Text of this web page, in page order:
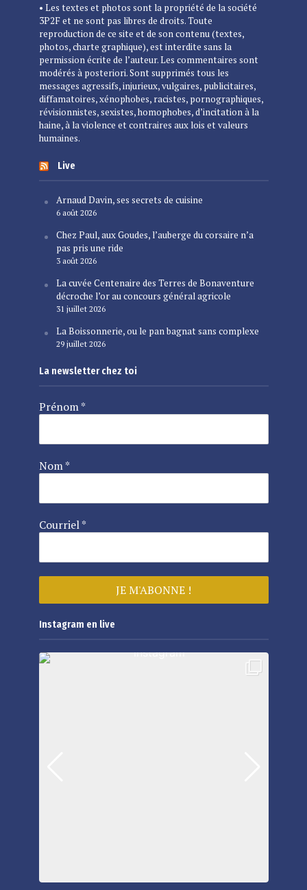
• Les textes et photos sont la propriété de la société
3P2F et ne sont pas libres de droits. Toute
reproduction de ce site et de son contenu (textes,
photos, charte graphique), est interdite sans la
permission écrite de l’auteur. Les commentaires sont
modérés à posteriori. Sont supprimés tous les
messages agressifs, injurieux, vulgaires, publicitaires,
diffamatoires, xénophobes, racistes, pornographiques,
révisionnistes, sexistes, homophobes, d’incitation à la
haine, à la violence et contraires aux lois et valeurs
humaines.
Live
Arnaud Davin, ses secrets de cuisine
6 août 2026
Chez Paul, aux Goudes, l’auberge du corsaire n’a
pas pris une ride
3 août 2026
La cuvée Centenaire des Terres de Bonaventure
décroche l’or au concours général agricole
31 juillet 2026
La Boissonnerie, ou le pan bagnat sans complexe
29 juillet 2026
La newsletter chez toi
Prénom*
Nom*
Courriel*
Instagram en live